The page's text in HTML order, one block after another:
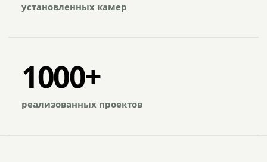
установленных камер
1000+
реализованных проектов